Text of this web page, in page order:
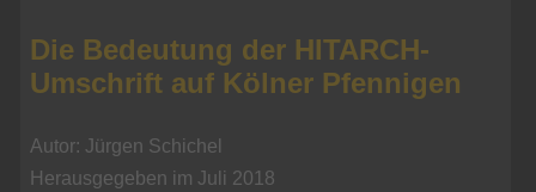
Die Bedeutung der HITARCH-
Umschrift auf Kölner Pfennigen
Autor: Jürgen Schichel
Herausgegeben im Juli 2018